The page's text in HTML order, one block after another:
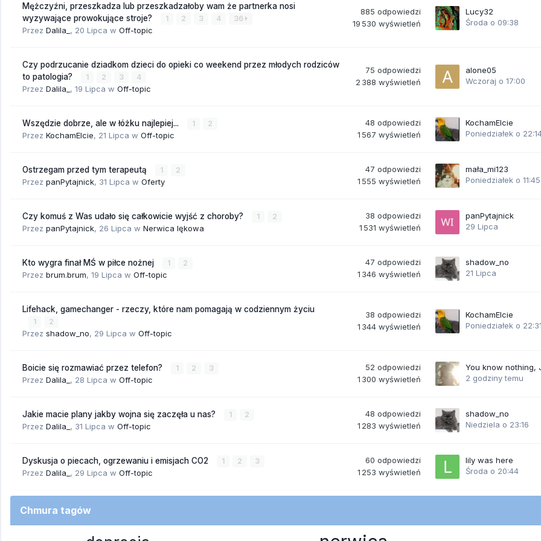
Mężczyźni, przeszkadza lub przeszkadzałoby wam że partnerka nosi
wyzywające prowokujące stroje?
1 2 3 4 36
Przez Dalila_ , 20 Lipca w Off-topic
885 odpowiedzi
19 530 wyświetleń
Lucy32
Środa o 09:38
Czy podrzucanie dziadkom dzieci do opieki co weekend przez młodych rodziców
to patologia?
1 2 3 4
Przez Dalila_ , 19 Lipca w Off-topic
75 odpowiedzi
2 388 wyświetleń
alone05
Wczoraj o 17:00
Wszędzie dobrze, ale w łóżku najlepiej... 1 2
Przez KochamElcie, 21 Lipca w Off-topic
48 odpowiedzi
1 567 wyświetleń
KochamElcie
Poniedziałek o
Ostrzegam przed tym terapeutą 1 2
Przez panPytajnick, 31 Lipca w Oferty
47 odpowiedzi
1 555 wyświetleń
mała_mi123
Poniedziałek o 11:45
Czy komuś z Was udało się całkowicie wyjść z choroby? 1 2
Przez panPytajnick, 26 Lipca w Nerwica lękowa
38 odpowiedzi
1 531 wyświetleń
panPytajnick
29 Lipca
Kto wygra finał MŚ w piłce nożnej 1 2
Przez brum.brum, 19 Lipca w Off-topic
47 odpowiedzi
1 346 wyświetleń
shadow_no
21 Lipca
Lifehack, gamechanger - rzeczy, które nam pomagają w codziennym życiu
1 2
Przez shadow_no, 29 Lipca w Off-topic
38 odpowiedzi
1 344 wyświetleń
KochamElcie
Poniedziałek o
Boicie się rozmawiać przez telefon? 1 2 3
Przez Dalila_ , 28 Lipca w Off-topic
52 odpowiedzi
1 300 wyświetleń
You know nothing,
2 godziny temu
Jakie macie plany jakby wojna się zaczęła u nas? 1 2
Przez Dalila_ , 31 Lipca w Off-topic
48 odpowiedzi
1 283 wyświetleń
shadow_no
Niedziela o 23:16
Dyskusja o piecach, ogrzewaniu i emisjach CO2 1 2 3
Przez Dalila_ , 29 Lipca w Off-topic
60 odpowiedzi
1 253 wyświetleń
lily was here
Środa o 20:44
Chmura tagów